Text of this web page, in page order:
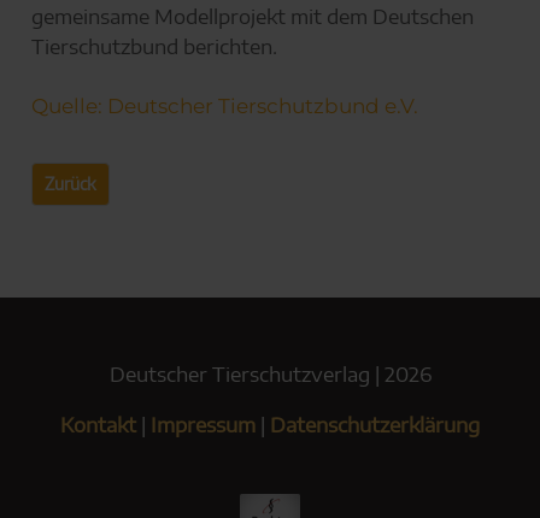
gemeinsame Modellprojekt mit dem Deutschen
Tierschutzbund berichten.
Quelle: Deutscher Tierschutzbund e.V.
Zurück
Deutscher Tierschutzverlag | 2026
Kontakt | Impressum | Datenschutzerklärung